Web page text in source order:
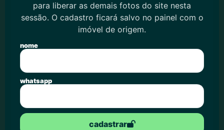
para liberar as demais fotos do site nesta
sessão. O cadastro ficará salvo no painel com o
imóvel de origem.
nome
whatsapp
cadastrar